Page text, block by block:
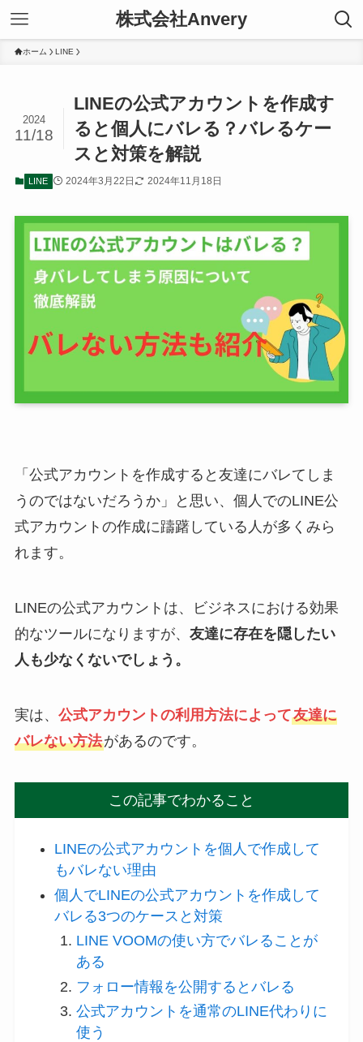
株式会社Anvery
ホーム LINE
LINEの公式アカウントを作成す
ると個人にバレる？バレるケー
スと対策を解説
2024
11/18
LINE 2024年3月22日 2024年11月18日
「公式アカウントを作成すると友達にバレてしま
うのではないだろうか」と思い、個人でのLINE公
式アカウントの作成に躊躇している人が多くみら
れます。
LINEの公式アカウントは、ビジネスにおける効果
的なツールになりますが、 友達に存在を隠したい
人も少なくないでしょう。
実は、 公式アカウントの利用方法によって友達に
バレない方法があるのです。
この記事でわかること
LINEの公式アカウントを個人で作成して
もバレない理由
個人でLINEの公式アカウントを作成して
バレる3つのケースと対策
LINE VOOMの使い方でバレることが
ある
フォロー情報を公開するとバレる
公式アカウントを通常のLINE代わりに
使う